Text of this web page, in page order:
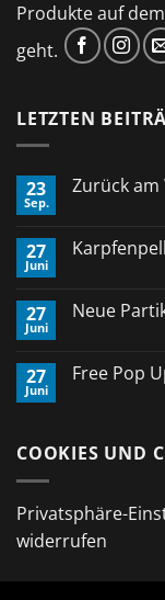
Produkte auf
geht.
LETZTEN
23
Sep.
Zurück am
Zurück
Simon
T.
27
Juni
Karpfenpellets
27
Juni
Neue
Neue
27
Juni
Free Pop
Pop
COOKIES UND
Privatsphäre-
widerrufen